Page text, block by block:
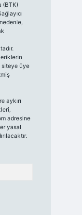
(BTK)
siteye üye
aykırı
adresine
yasal